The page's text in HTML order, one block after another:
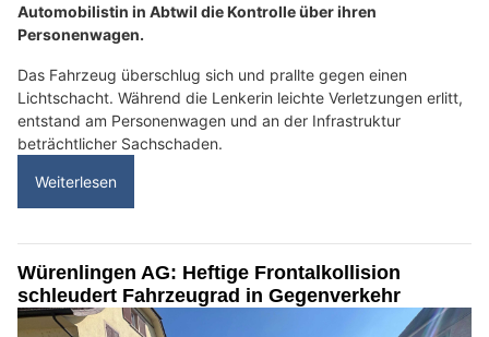
Automobilistin in Abtwil die Kontrolle über ihren
Personenwagen.
Das Fahrzeug überschlug sich und prallte gegen einen
Lichtschacht. Während die Lenkerin leichte Verletzungen erlitt,
entstand am Personenwagen und an der Infrastruktur
beträchtlicher Sachschaden.
Weiterlesen
Würenlingen AG: Heftige Frontalkollision
schleudert Fahrzeugrad in Gegenverkehr